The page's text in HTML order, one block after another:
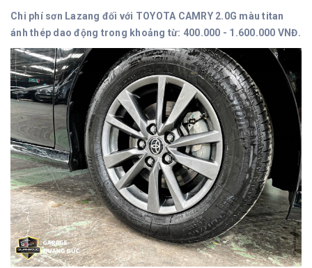
Chi phí sơn Lazang đối với TOYOTA CAMRY 2.0G màu titan
ánh thép dao động trong khoảng từ: 400.000 - 1.600.000 VNĐ.